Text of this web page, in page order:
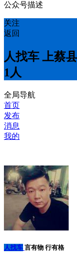
公众号描述
关注
返回
人找车 上蔡
1人
全局导航
首页
发布
消息
我的
人找车 言有物 行有格